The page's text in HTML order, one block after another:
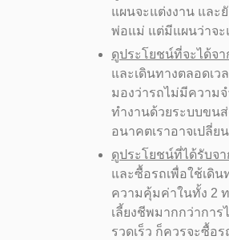
แผนจะแต่งงาน และ
พ่อแม่ แต่มีแผนว่าจ
ดูประโยชน์ที่จะได้จ
และเดินทางตลอดเ
มองว่ารถไม่มีความจ
ทำงานด้วยระบบขน
อนาคตเราอาจเปลี่
ดูประโยชน์ที่ได้รับจ
และซื้อรถเพื่อใช้เดิ
ความคุ้มค่าในทั้ง 2
เลี้ยงชีพมากกว่ากา
รวดเร็ว ก็ควรจะซื้อ